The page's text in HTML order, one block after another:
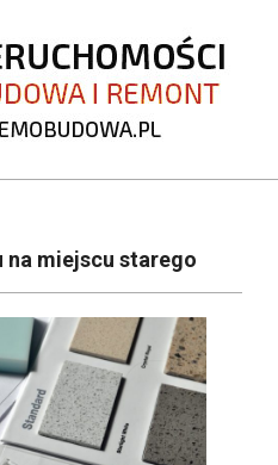
na miejscu starego